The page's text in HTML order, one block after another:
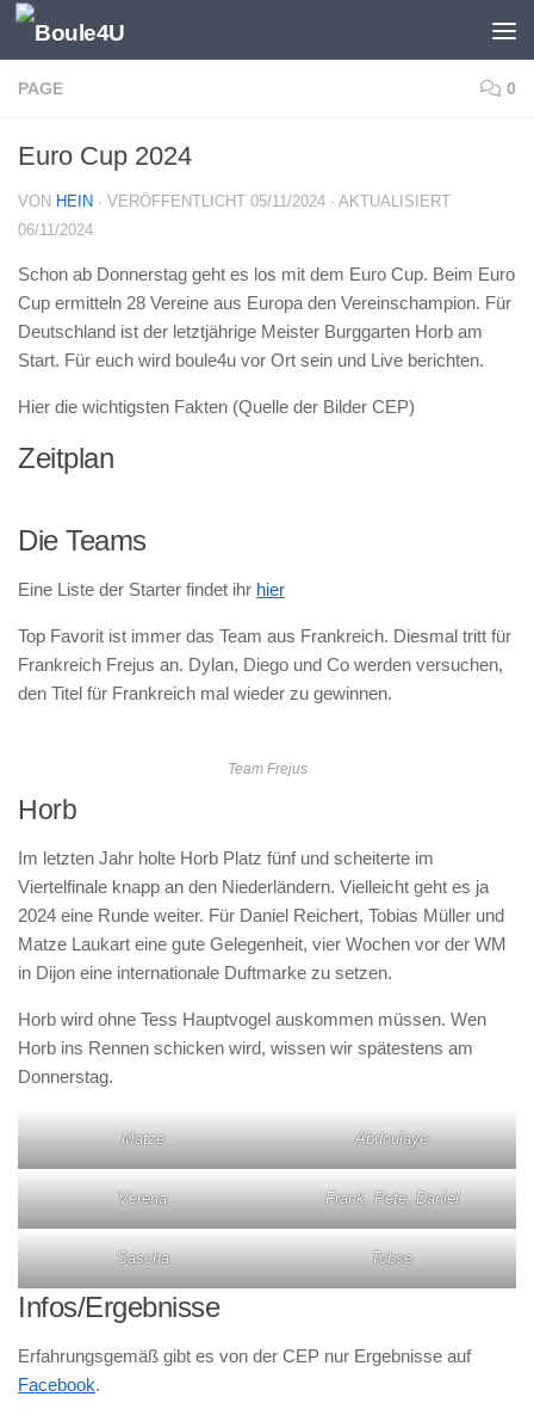
Zum Inhalt springen
PAGE 0
Euro Cup 2024
VON HEIN · VERÖFFENTLICHT 05/11/2024 · AKTUALISIERT
06/11/2024
Schon ab Donnerstag geht es los mit dem Euro Cup. Beim Euro
Cup ermitteln 28 Vereine aus Europa den Vereinschampion. Für
Deutschland ist der letztjährige Meister Burggarten Horb am
Start. Für euch wird boule4u vor Ort sein und Live berichten.
Hier die wichtigsten Fakten (Quelle der Bilder CEP)
Zeitplan
Die Teams
Eine Liste der Starter findet ihr hier
Top Favorit ist immer das Team aus Frankreich. Diesmal tritt für
Frankreich Frejus an. Dylan, Diego und Co werden versuchen,
den Titel für Frankreich mal wieder zu gewinnen.
Team Frejus
Horb
Im letzten Jahr holte Horb Platz fünf und scheiterte im
Viertelfinale knapp an den Niederländern. Vielleicht geht es ja
2024 eine Runde weiter. Für Daniel Reichert, Tobias Müller und
Matze Laukart eine gute Gelegenheit, vier Wochen vor der WM
in Dijon eine internationale Duftmarke zu setzen.
Horb wird ohne Tess Hauptvogel auskommen müssen. Wen
Horb ins Rennen schicken wird, wissen wir spätestens am
Donnerstag.
Matze Abdoulaye
Verena Frank, Pete, Daniel
Sascha Tobse
Infos/Ergebnisse
Erfahrungsgemäß gibt es von der CEP nur Ergebnisse auf
Facebook.